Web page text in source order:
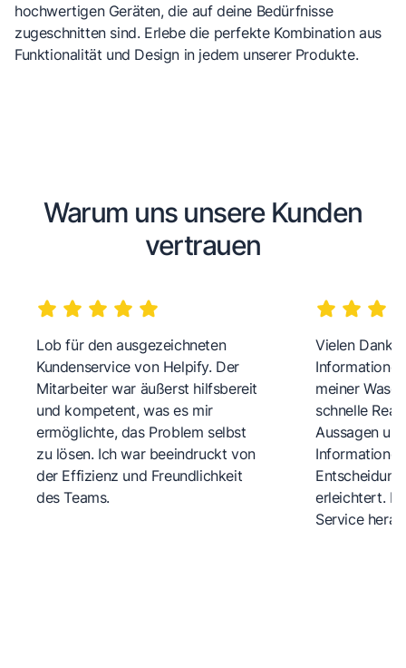
hochwertigen Geräten, die auf deine Bedürfnisse
zugeschnitten sind. Erlebe die perfekte Kombination aus
Funktionalität und Design in jedem unserer Produkte.
Warum uns unsere Kunden
vertrauen
Lob für den ausgezeichneten
Kundenservice von Helpify. Der
Mitarbeiter war äußerst hilfsbereit
und kompetent, was es mir
ermöglichte, das Problem selbst
zu lösen. Ich war beeindruckt von
der Effizienz und Freundlichkeit
des Teams.
Vielen Dank
meiner
schnelle
Aussagen
erleichtert.
Service